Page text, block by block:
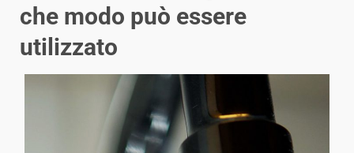
che modo può essere
utilizzato